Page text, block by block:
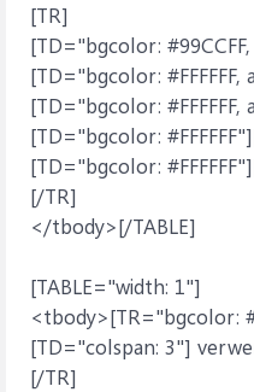
[TR]
[TD="bgcolor:
[TD="bgcolor:
[TD="bgcolor:
[TD="bgcolor:
[TD="bgcolor:
[/TR]
</tbody>[/TABLE]
[TABLE="width: 1"]
<tbody>[TR="bgcolor:
[TD="colspan: 3"]
[/TR]